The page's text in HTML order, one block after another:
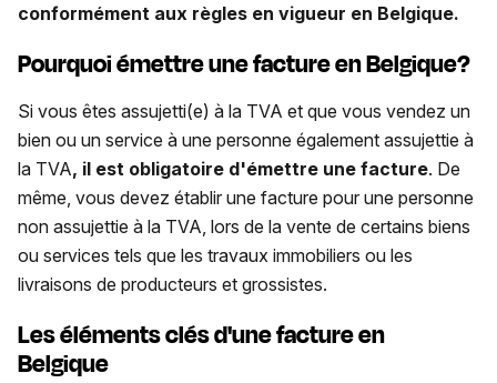
conformément aux règles en vigueur en Belgique.
Pourquoi émettre une facture en Belgique?
Si vous êtes assujetti(e) à la TVA et que vous vendez un
bien ou un service à une personne également assujettie à
la TVA, il est obligatoire d'émettre une facture. De
même, vous devez établir une facture pour une personne
non assujettie à la TVA, lors de la vente de certains biens
ou services tels que les travaux immobiliers ou les
livraisons de producteurs et grossistes.
Les éléments clés d'une facture en
Belgique